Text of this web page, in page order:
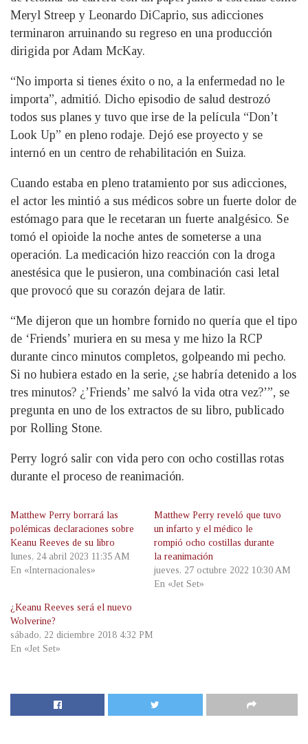
Meryl Streep y Leonardo DiCaprio, sus adicciones
terminaron arruinando su regreso en una producción
dirigida por Adam McKay.
“No importa si tienes éxito o no, a la enfermedad no le
importa”, admitió. Dicho episodio de salud destrozó
todos sus planes y tuvo que irse de la película “Don’t
Look Up” en pleno rodaje. Dejó ese proyecto y se
internó en un centro de rehabilitación en Suiza.
Cuando estaba en pleno tratamiento por sus adicciones,
el actor les mintió a sus médicos sobre un fuerte dolor de
estómago para que le recetaran un fuerte analgésico. Se
tomó el opioide la noche antes de someterse a una
operación. La medicación hizo reacción con la droga
anestésica que le pusieron, una combinación casi letal
que provocó que su corazón dejara de latir.
“Me dijeron que un hombre fornido no quería que el tipo
de ‘Friends’ muriera en su mesa y me hizo la RCP
durante cinco minutos completos, golpeando mi pecho.
Si no hubiera estado en la serie, ¿se habría detenido a los
tres minutos? ¿’Friends’ me salvó la vida otra vez?’”, se
pregunta en uno de los extractos de su libro, publicado
por Rolling Stone.
Perry logró salir con vida pero con ocho costillas rotas
durante el proceso de reanimación.
Matthew Perry borrará las
polémicas declaraciones sobre
Keanu Reeves de su libro
lunes, 24 abril 2023 11:35 AM
En «Internacionales»
Matthew Perry reveló que tuvo
un infarto y el médico le
rompió ocho costillas durante
la reanimación
jueves, 27 octubre 2022 10:30 AM
En «Jet Set»
¿Keanu Reeves será el nuevo
Wolverine?
sábado, 22 diciembre 2018 4:32 PM
En «Jet Set»